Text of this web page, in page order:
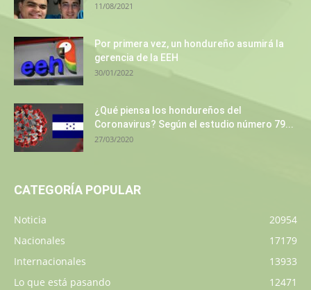
11/08/2021
Por primera vez, un hondureño asumirá la
gerencia de la EEH
30/01/2022
¿Qué piensa los hondureños del
Coronavirus? Según el estudio número 79...
27/03/2020
CATEGORÍA POPULAR
Noticia
20954
Nacionales
17179
Internacionales
13933
Lo que está pasando
12471